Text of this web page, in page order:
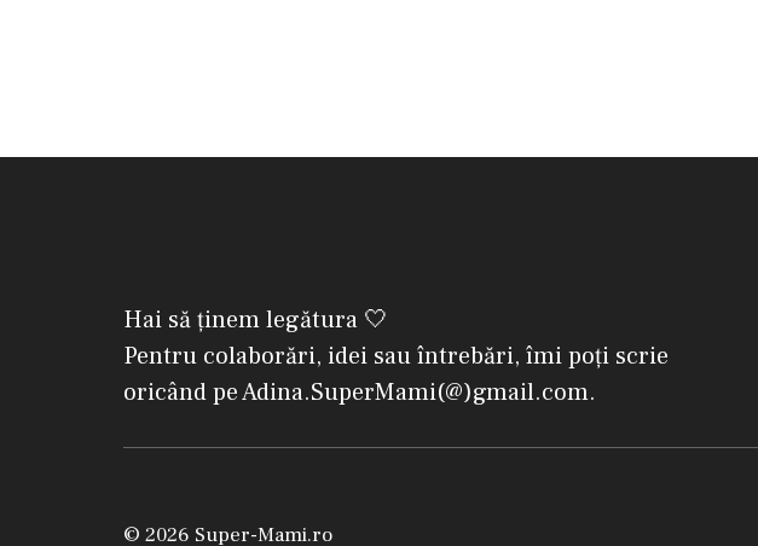
Hai să ținem legătura 🤍
Pentru colaborări, idei sau întrebări, îmi poți scrie
oricând pe Adina.SuperMami(@)gmail.com.
© 2026 Super-Mami.ro